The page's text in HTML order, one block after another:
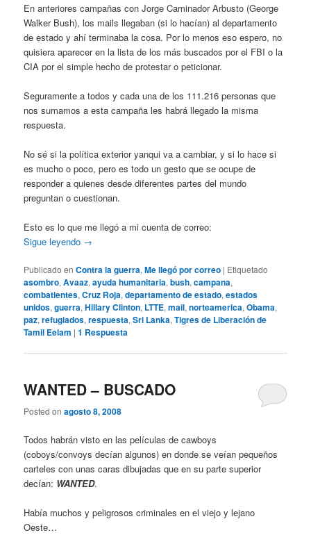
En anteriores campañas con Jorge Caminador Arbusto (George
Walker Bush), los mails llegaban (si lo hacían) al departamento
de estado y ahí terminaba la cosa. Por lo menos eso espero, no
quisiera aparecer en la lista de los más buscados por el FBI o la
CIA por el simple hecho de protestar o peticionar.
Seguramente a todos y cada una de los 111.216 personas que
nos sumamos a esta campaña les habrá llegado la misma
respuesta.
No sé si la política exterior yanqui va a cambiar, y si lo hace si
es mucho o poco, pero es todo un gesto que se ocupe de
responder a quienes desde diferentes partes del mundo
preguntan o cuestionan.
Esto es lo que me llegó a mi cuenta de correo:
Sigue leyendo →
Publicado en Contra la guerra,Me llegó por correo | Etiquetado
asombro,Avaaz,ayuda humanitaria,bush,campana,
combatientes,Cruz Roja,departamento de estado,estados
unidos,guerra,Hillary Clinton, LTTE,mail,norteamerica,Obama,
paz,refugiados,respuesta,Sri Lanka,Tigres de Liberación de
Tamil Eelam |1 Respuesta
WANTED – BUSCADO
Posted onagosto 8, 2008
Todos habrán visto en las películas de cawboys
(coboys/convoys decían algunos) en donde se veían pequeños
carteles con unas caras dibujadas que en su parte superior
decían: WANTED.
Había muchos y peligrosos criminales en el viejo y lejano
Oeste…